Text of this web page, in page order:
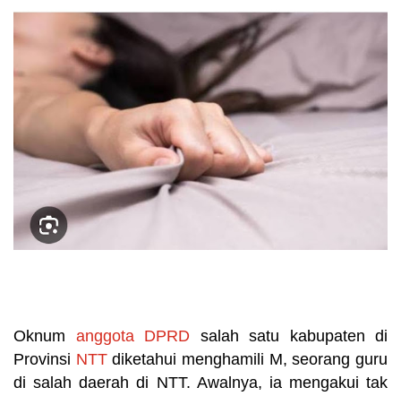
Oknum anggota DPRD salah satu kabupaten di
Provinsi NTTdiketahui menghamili M, seorang guru
di salah daerah di NTT. Awalnya, ia mengakui tak